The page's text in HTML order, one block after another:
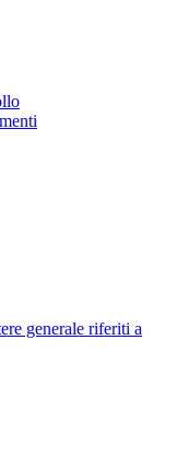
generale riferiti a